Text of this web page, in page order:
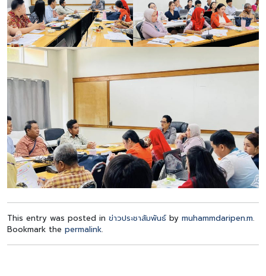
This entry was posted in ข่าวประชาสัมพันธ์ by muhammdaripen.m.
Bookmark the permalink.